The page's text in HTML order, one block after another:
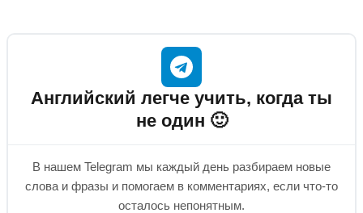
Английский легче учить, когда ты
не один 🙂
В нашем Telegram мы каждый день разбираем новые
слова и фразы и помогаем в комментариях, если что-то
осталось непонятным.